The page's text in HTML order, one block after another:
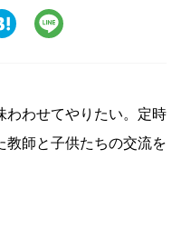
わわせてやりたい。定時
教師と子供たちの交流を